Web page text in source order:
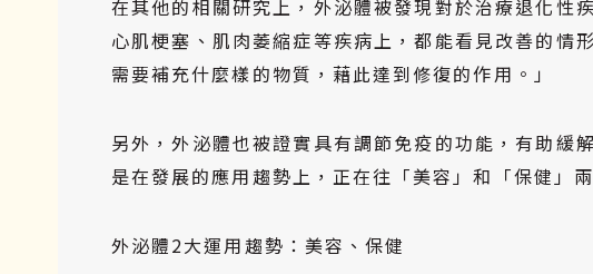
在其他的相關研究上，外泌體被發現對於治療退化性
心肌梗塞 、肌肉萎縮症等疾病上，都能看見改善的情
需要補充什麼樣的物質，藉此達到修復的作用。」
另外，外泌體也被證實具有調節免疫的功能，有助緩
是在發展的應用趨勢上，正在往「美容」和「保健」
外泌體2大運用趨勢：美容、保健